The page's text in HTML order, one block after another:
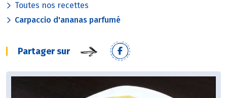
Toutes nos recettes
Carpaccio d'ananas parfumé
Partager sur